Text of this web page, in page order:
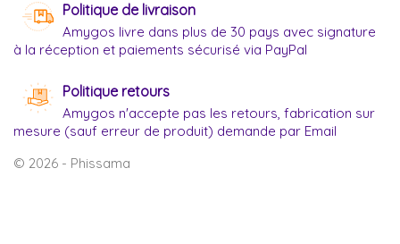
Politique de livraison
Amygos livre dans plus de 30 pays avec signature
à la réception et paiements sécurisé via PayPal
Politique retours
Amygos n'accepte pas les retours, fabrication sur
mesure (sauf erreur de produit) demande par Email
© 2026 - Phissama